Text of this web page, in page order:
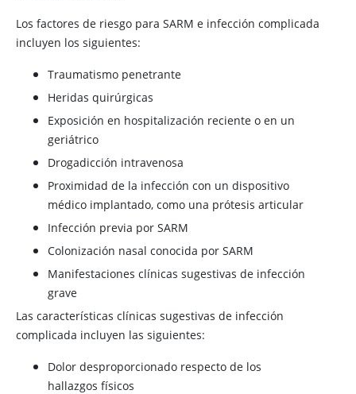
Los factores de riesgo para SARM e infección complicada
incluyen los siguientes:
Traumatismo penetrante
Heridas quirúrgicas
Exposición en hospitalización reciente o en un
geriátrico
Drogadicción intravenosa
Proximidad de la infección con un dispositivo
médico implantado, como una prótesis articular
Infección previa por SARM
Colonización nasal conocida por SARM
Manifestaciones clínicas sugestivas de infección
grave
Las características clínicas sugestivas de infección
complicada incluyen las siguientes:
Dolor desproporcionado respecto de los
hallazgos físicos